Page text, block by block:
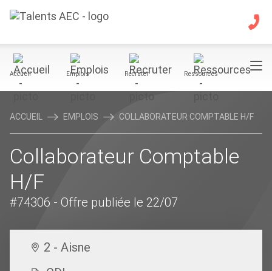
Accueil Emplois Recruter Ressources
ACCUEIL EMPLOIS COLLABORATEUR COMPTABLE H/F
Collaborateur Comptable
H/F
#74306 - Offre publiée le 22/07
2 - Aisne